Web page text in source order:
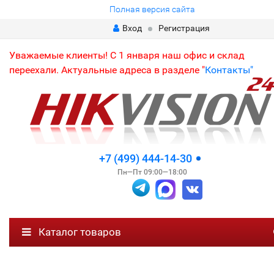
Полная версия сайта
Вход
Регистрация
Уважаемые клиенты! С 1 января наш офис и склад
переехали. Актуальные адреса в разделе "Контакты"
+7 (499) 444-14-30
Пн—Пт 09:00—18:00
Каталог товаров